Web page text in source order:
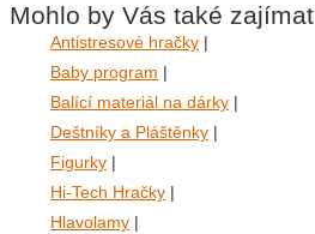
Mohlo by Vás také zajímat
Antistresové hračky |
Baby program |
Balící materiál na dárky |
Deštníky a Pláštěnky |
Figurky |
Hi-Tech Hračky |
Hlavolamy |